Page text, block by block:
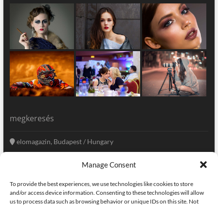
Manage Consent
To provide the best experiences, we use technologies like cookies to store
and/or access device information. Consenting to these technologies will allow
us to process data such as browsing behavior or unique IDs on this site. Not
megkeresés
elomagazin, Budapest / Hungary
szerkesztoseg@elomagazin.com
elomagazin